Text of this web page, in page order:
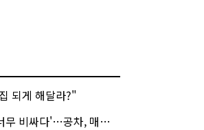
되게 해달라?"
다'…공차, 매각 성공할까